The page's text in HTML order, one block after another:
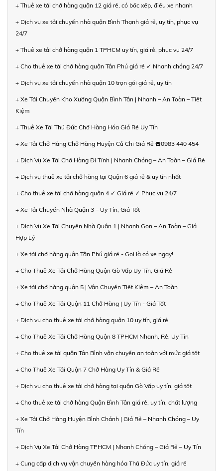
+ Thuê xe tải chở hàng quận 12 giá rẻ, có bốc xếp, điều xe nhanh
+ Dịch vụ xe tải chuyển nhà quận Bình Thạnh giá rẻ, uy tín, phục vụ
24/7
+ Thuê xe tải chở hàng quận 1 TPHCM uy tín, giá rẻ, phục vụ 24/7
+ Cho thuê xe tải chở hàng quận Tân Phú giá rẻ ✓ Nhanh chóng 24/7
+ Dịch vụ xe tải chuyển nhà quận 10 trọn gói giá rẻ, uy tín
+ Xe Tải Chuyển Kho Xưởng Quận Bình Tân | Nhanh – An Toàn – Tiết
Kiệm
+ Thuê Xe Tải Thủ Đức Chở Hàng Hóa Giá Rẻ Uy Tín
+ Xe Tải Chở Hàng Chở Hàng Huyện Củ Chi Giá Rẻ ☎️0983 440 454
+ Dịch Vụ Xe Tải Chở Hàng Đi Tỉnh | Nhanh Chóng – An Toàn – Giá Rẻ
+ Dịch vụ thuê xe tải chở hàng tại Quận 6 giá rẻ & uy tín nhất
+ Cho thuê xe tải chở hàng quận 4 ✓ Giá rẻ ✓ Phục vụ 24/7
+ Xe Tải Chuyển Nhà Quận 3 – Uy Tín, Giá Tốt
+ Dịch Vụ Xe Tải Chuyển Nhà Quận 1 | Nhanh Gọn – An Toàn – Giá
Hợp Lý
+ Xe tải chở hàng quận Tân Phú giá rẻ - Gọi là có xe ngay!
+ Cho Thuê Xe Tải Chở Hàng Quận Gò Vấp Uy Tín, Giá Rẻ
+ Xe tải chở hàng quận 5 | Vận Chuyển Tiết Kiệm – An Toàn
+ Cho Thuê Xe Tải Quận 11 Chở Hàng | Uy Tín - Giá Tốt
+ Dịch vụ cho thuê xe tải chở hàng quận 10 uy tín, giá rẻ
+ Cho Thuê Xe Tải Chở Hàng Quận 8 TPHCM Nhanh, Rẻ, Uy Tín
+ Cho thuê xe tải quận Tân Bình vận chuyển an toàn với mức giá tốt
+ Cho Thuê Xe Tải Quận 7 Chở Hàng Uy Tín & Giá Rẻ
+ Dịch vụ cho thuê xe tải chở hàng tại quận Gò Vấp uy tín, giá tốt
+ Cho thuê xe tải chở hàng Quận Bình Tân giá rẻ, uy tín, chất lượng
+ Xe Tải Chở Hàng Huyện Bình Chánh | Giá Rẻ – Nhanh Chóng – Uy
Tín
+ Dịch Vụ Xe Tải Chở Hàng TPHCM | Nhanh Chóng – Giá Rẻ – Uy Tín
+ Cung cấp dịch vụ vận chuyển hàng hóa Thủ Đức uy tín, giá rẻ